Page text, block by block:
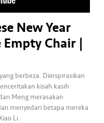
New Year
Empty Chair |
berbeza. Diinspirasikan
kisah kasih
Meng merasakan
menyedari betapa mereka
Li.